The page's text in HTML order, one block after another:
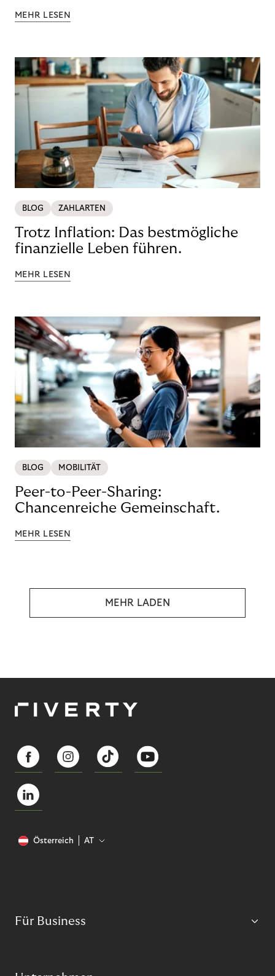
MEHR LESEN
BLOG ZAHLARTEN
Trotz Inflation: Das bestmögliche
finanzielle Leben führen.
MEHR LESEN
BLOG MOBILITÄT
Peer-to-Peer-Sharing:
Chancenreiche Gemeinschaft.
MEHR LESEN
MEHR LADEN
Österreich AT
Für Business